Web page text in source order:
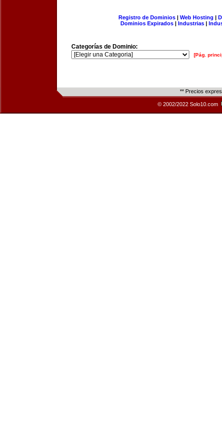
Registro de Dominios| Web Hosting |
Dominios Expirados | Industrias |
Categorías de Dominio:
[Pág.
** Precios
© 2002/2022 Solo10.com